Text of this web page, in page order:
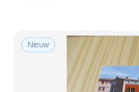
Nieuw